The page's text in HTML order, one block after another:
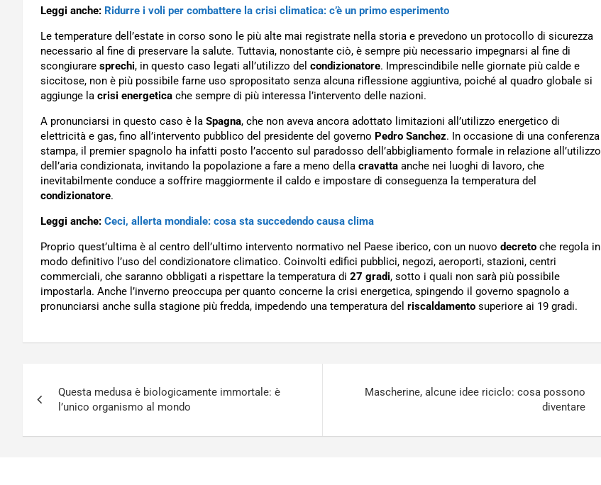
Leggi anche: Ridurre i voli per combattere la crisi climatica: c’è un primo esperimento
Le temperature dell’estate in corso sono le più alte mai registrate nella storia e prevedono un protocollo di sicurezza
necessario al fine di preservare la salute. Tuttavia, nonostante ciò, è sempre più necessario impegnarsi al fine di
scongiurare sprechi, in questo caso legati all’utilizzo del condizionatore. Imprescindibile nelle giornate più calde e
siccitose, non è più possibile farne uso spropositato senza alcuna riflessione aggiuntiva, poiché al quadro globale si
aggiunge la crisi energetica che sempre di più interessa l’intervento delle nazioni.
A pronunciarsi in questo caso è la Spagna, che non aveva ancora adottato limitazioni all’utilizzo energetico di
elettricità e gas, fino all’intervento pubblico del presidente del governo Pedro Sanchez. In occasione di una conferenza
stampa, il premier spagnolo ha infatti posto l’accento sul paradosso dell’abbigliamento formale in relazione all’utilizzo
dell’aria condizionata, invitando la popolazione a fare a meno della cravatta anche nei luoghi di lavoro, che
inevitabilmente conduce a soffrire maggiormente il caldo e impostare di conseguenza la temperatura del
condizionatore.
Leggi anche: Ceci, allerta mondiale: cosa sta succedendo causa clima
Proprio quest’ultima è al centro dell’ultimo intervento normativo nel Paese iberico, con un nuovo decreto che regola in
modo definitivo l’uso del condizionatore climatico. Coinvolti edifici pubblici, negozi, aeroporti, stazioni, centri
commerciali, che saranno obbligati a rispettare la temperatura di 27 gradi, sotto i quali non sarà più possibile
impostarla. Anche l’inverno preoccupa per quanto concerne la crisi energetica, spingendo il governo spagnolo a
pronunciarsi anche sulla stagione più fredda, impedendo una temperatura del riscaldamento superiore ai 19 gradi.
articoli
Questa medusa è biologicamente immortale: è
l’unico organismo al mondo
Mascherine, alcune idee riciclo: cosa possono
diventare